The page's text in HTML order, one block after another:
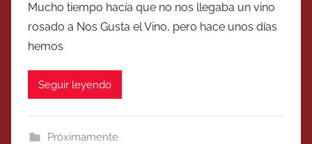
Mucho tiempo hacía que no nos llegaba un vino
rosado a Nos Gusta el Vino, pero hace unos días
hemos
Seguir leyendo
Próximamente